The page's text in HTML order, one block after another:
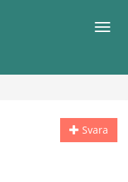
Meny
Svara